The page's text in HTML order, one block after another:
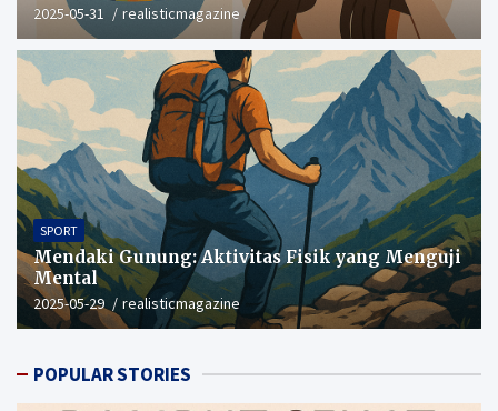
2025-05-31 realisticmagazine
SPORT
Mendaki Gunung: Aktivitas Fisik yang Menguji
Mental
2025-05-29 realisticmagazine
POPULAR STORIES